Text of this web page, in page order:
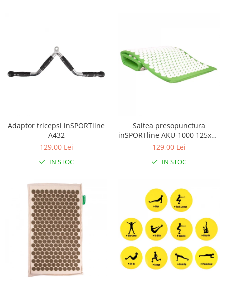
Adaptor tricepsi inSPORTline
A432
129,00 Lei
IN STOC
Saltea presopunctura
inSPORTline AKU-1000 125x50
cm
129,00 Lei
IN STOC